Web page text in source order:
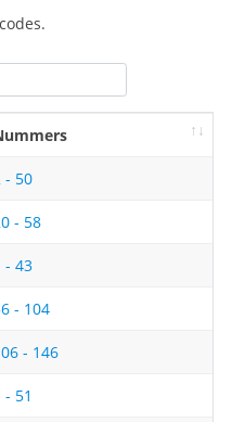
- 50
- 58
- 43
- 104
- 146
- 51